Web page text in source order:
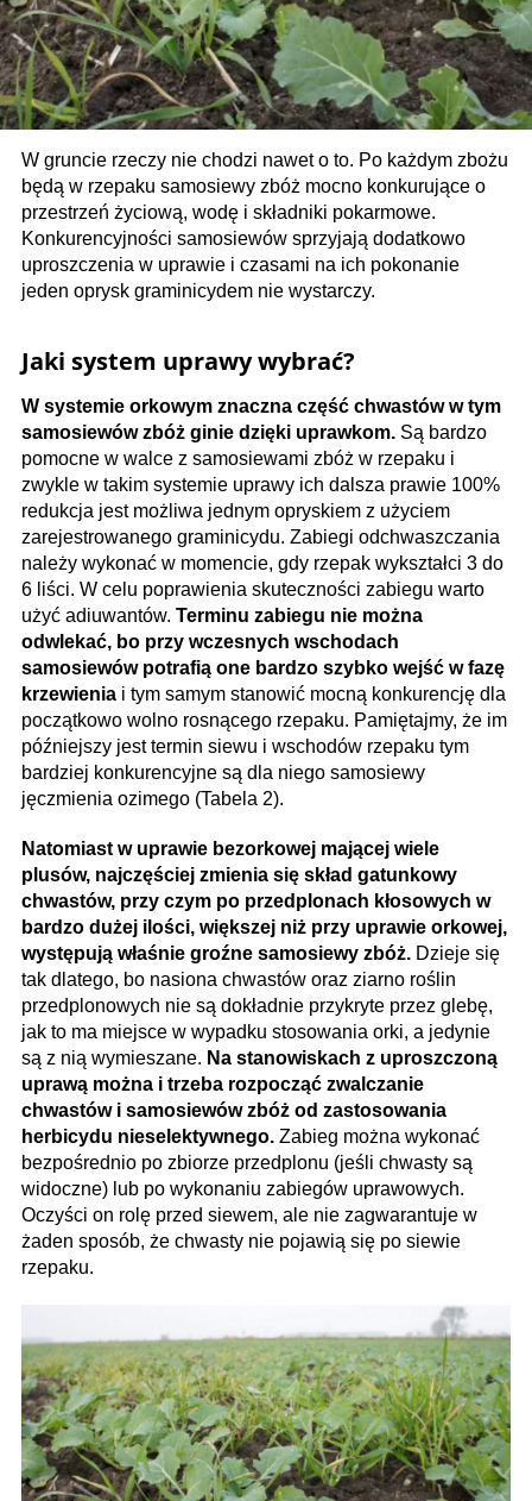
W gruncie rzeczy nie chodzi nawet o to. Po każdym zbożu
będą w rzepaku samosiewy zbóż mocno konkurujące o
przestrzeń życiową, wodę i składniki pokarmowe.
Konkurencyjności samosiewów sprzyjają dodatkowo
uproszczenia w uprawie i czasami na ich pokonanie
jeden oprysk graminicydem nie wystarczy.
Jaki system uprawy wybrać?
W systemie orkowym znaczna część chwastów w tym
samosiewów zbóż ginie dzięki uprawkom. Są bardzo
pomocne w walce z samosiewami zbóż w rzepaku i
zwykle w takim systemie uprawy ich dalsza prawie 100%
redukcja jest możliwa jednym opryskiem z użyciem
zarejestrowanego graminicydu. Zabiegi odchwaszczania
należy wykonać w momencie, gdy rzepak wykształci 3 do
6 liści. W celu poprawienia skuteczności zabiegu warto
użyć adiuwantów. Terminu zabiegu nie można
odwlekać, bo przy wczesnych wschodach
samosiewów potrafią one bardzo szybko wejść w fazę
krzewienia i tym samym stanowić mocną konkurencję dla
początkowo wolno rosnącego rzepaku. Pamiętajmy, że im
późniejszy jest termin siewu i wschodów rzepaku tym
bardziej konkurencyjne są dla niego samosiewy
jęczmienia ozimego (Tabela 2).
Natomiast w uprawie bezorkowej mającej wiele
plusów, najczęściej zmienia się skład gatunkowy
chwastów, przy czym po przedplonach kłosowych w
bardzo dużej ilości, większej niż przy uprawie orkowej,
występują właśnie groźne samosiewy zbóż. Dzieje się
tak dlatego, bo nasiona chwastów oraz ziarno roślin
przedplonowych nie są dokładnie przykryte przez glebę,
jak to ma miejsce w wypadku stosowania orki, a jedynie
są z nią wymieszane. Na stanowiskach z uproszczoną
uprawą można i trzeba rozpocząć zwalczanie
chwastów i samosiewów zbóż od zastosowania
herbicydu nieselektywnego. Zabieg można wykonać
bezpośrednio po zbiorze przedplonu (jeśli chwasty są
widoczne) lub po wykonaniu zabiegów uprawowych.
Oczyści on rolę przed siewem, ale nie zagwarantuje w
żaden sposób, że chwasty nie pojawią się po siewie
rzepaku.